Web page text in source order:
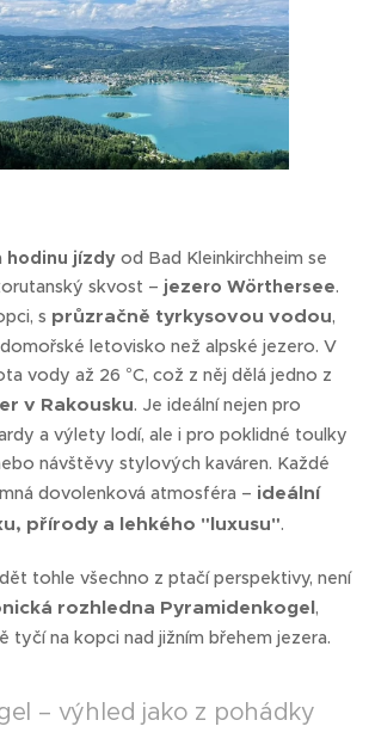
hodinu jízdy od Bad Kleinkirchheim se
skvost – jezero Wörthersee.
s průzračně tyrkysovou vodou,
letovisko než alpské jezero. V
vody až 26 °C, což z něj dělá jedno z
v Rakousku. Je ideální nejen pro
a výlety lodí, ale i pro poklidné toulky
návštěvy stylových kaváren. Každé
dovolenková atmosféra – ideální
přírody a lehkého "luxusu".
tohle všechno z ptačí perspektivy, není
rozhledna Pyramidenkogel,
tyčí na kopci nad jižním břehem jezera.
– výhled jako z pohádky